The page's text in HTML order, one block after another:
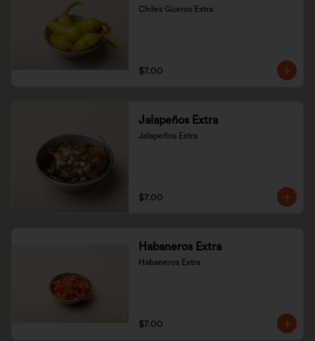
Chiles Güeros Extra
$7.00
Jalapeños Extra
Jalapeños Extra
$7.00
Habaneros Extra
Habaneros Extra
$7.00